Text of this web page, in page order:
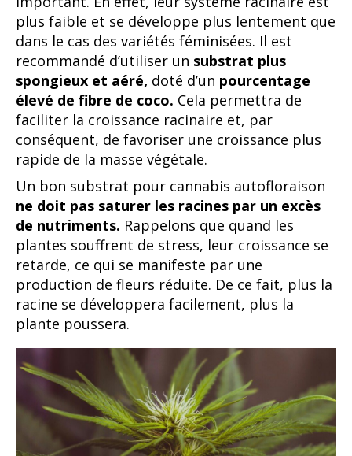
plus faible et se développe plus lentement que
dans le cas des variétés féminisées. Il est
recommandé d’utiliser un substrat plus
spongieux et aéré, doté d’un pourcentage
élevé de fibre de coco. Cela permettra de
faciliter la croissance racinaire et, par
conséquent, de favoriser une croissance plus
rapide de la masse végétale.
Un bon substrat pour cannabis autofloraison
ne doit pas saturer les racines par un excès
de nutriments. Rappelons que quand les
plantes souffrent de stress, leur croissance se
retarde, ce qui se manifeste par une
production de fleurs réduite. De ce fait, plus la
racine se développera facilement, plus la
plante poussera.